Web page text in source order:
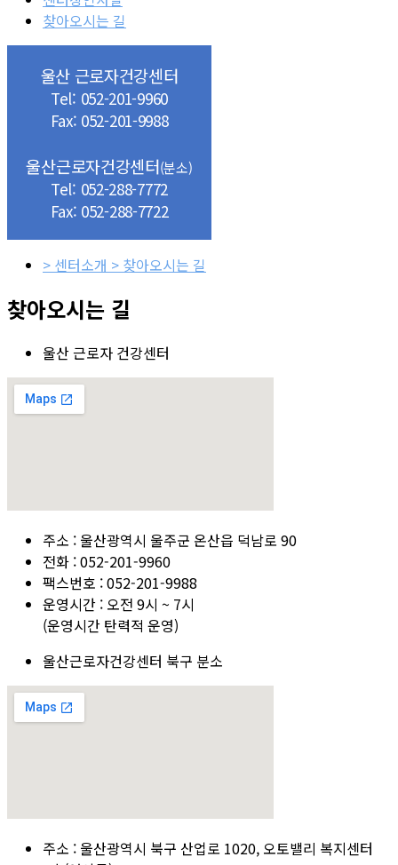
찾아오시는 길
울산 근로자건강센터
Tel: 052-201-9960
Fax: 052-201-9988
울산근로자건강센터(분소)
Tel: 052-288-7772
Fax: 052-288-7722
> 센터소개 > 찾아오시는 길
찾아오시는 길
울산 근로자 건강센터
주소 : 울산광역시 울주군 온산읍 덕남로 90
전화 : 052-201-9960
팩스번호 : 052-201-9988
운영시간 : 오전 9시 ~ 7시
(운영시간 탄력적 운영)
울산근로자건강센터 북구 분소
주소 : 울산광역시 북구 산업로 1020, 오토밸리 복지센터